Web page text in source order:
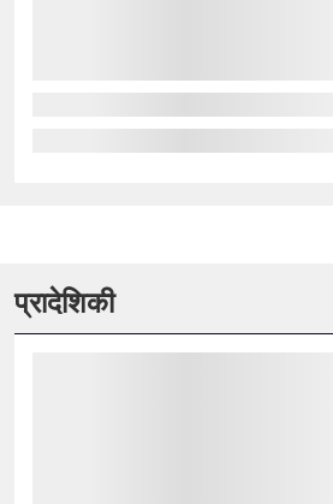
प्रादेशिकी